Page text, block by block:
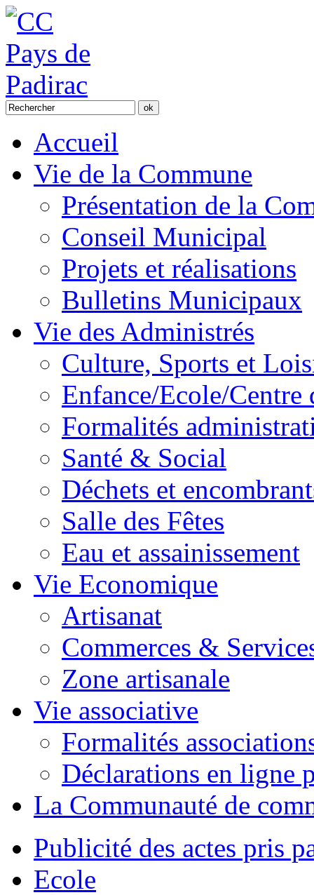
Accueil
Vie de la Commune
Présentation de la
Conseil Municipal
Projets et réalisations
Bulletins Municipaux
Vie des Administrés
Culture, Sports et
Enfance/Ecole/Centre
Formalités
Santé & Social
Déchets et
Salle des Fêtes
Eau et assainissement
Vie Economique
Artisanat
Commerces &
Zone artisanale
Vie associative
Formalités
Déclarations en ligne
La Communauté de
Publicité des actes pris
Ecole